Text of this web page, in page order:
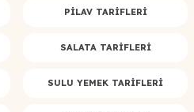
PILAV TARIFLERI
SALATA TARIFLERI
SULU YEMEK TARIFLERI